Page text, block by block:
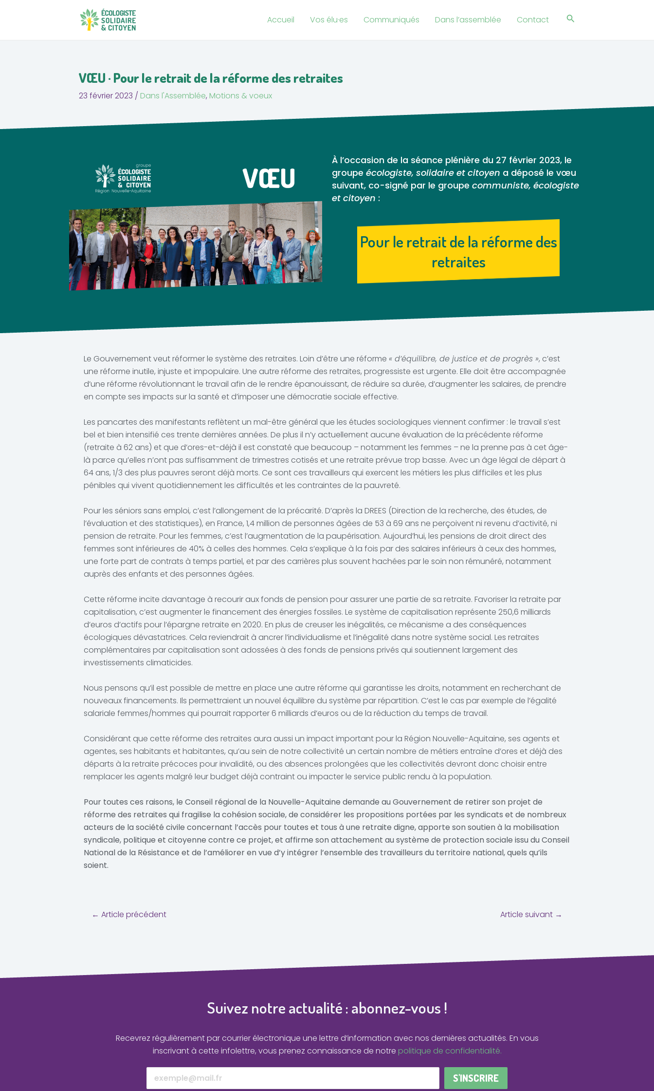
Accueil Vos élu·es Communiqués Dans l’assemblée Contact Rechercher
VŒU · Pour le retrait de la réforme des retraites
23 février 2023 / Dans l'Assemblée, Motions & voeux
À l’occasion de la séance plénière du 27 février 2023, le
groupe écologiste, solidaire et citoyen a déposé le vœu
suivant, co-signé par le groupe communiste, écologiste
et citoyen :
Pour le retrait de la réforme des
retraites
Le Gouvernement veut réformer le système des retraites. Loin d’être une réforme « d’équilibre, de justice et de progrès », c’est
une réforme inutile, injuste et impopulaire. Une autre réforme des retraites, progressiste est urgente. Elle doit être accompagnée
d’une réforme révolutionnant le travail afin de le rendre épanouissant, de réduire sa durée, d’augmenter les salaires, de prendre
en compte ses impacts sur la santé et d’imposer une démocratie sociale effective.
Les pancartes des manifestants reflètent un mal-être général que les études sociologiques viennent confirmer : le travail s’est
bel et bien intensifié ces trente dernières années. De plus il n’y actuellement aucune évaluation de la précédente réforme
(retraite à 62 ans) et que d’ores-et-déjà il est constaté que beaucoup – notamment les femmes – ne la prenne pas à cet âge-
là parce qu’elles n’ont pas suffisamment de trimestres cotisés et une retraite prévue trop basse. Avec un âge légal de départ à
64 ans, 1/3 des plus pauvres seront déjà morts. Ce sont ces travailleurs qui exercent les métiers les plus difficiles et les plus
pénibles qui vivent quotidiennement les difficultés et les contraintes de la pauvreté.
Pour les séniors sans emploi, c’est l’allongement de la précarité. D’après la DREES (Direction de la recherche, des études, de
l’évaluation et des statistiques), en France, 1,4 million de personnes âgées de 53 à 69 ans ne perçoivent ni revenu d’activité, ni
pension de retraite. Pour les femmes, c’est l’augmentation de la paupérisation. Aujourd’hui, les pensions de droit direct des
femmes sont inférieures de 40% à celles des hommes. Cela s’explique à la fois par des salaires inférieurs à ceux des hommes,
une forte part de contrats à temps partiel, et par des carrières plus souvent hachées par le soin non rémunéré, notamment
auprès des enfants et des personnes âgées.
Cette réforme incite davantage à recourir aux fonds de pension pour assurer une partie de sa retraite. Favoriser la retraite par
capitalisation, c’est augmenter le financement des énergies fossiles. Le système de capitalisation représente 250,6 milliards
d’euros d’actifs pour l’épargne retraite en 2020. En plus de creuser les inégalités, ce mécanisme a des conséquences
écologiques dévastatrices. Cela reviendrait à ancrer l’individualisme et l’inégalité dans notre système social. Les retraites
complémentaires par capitalisation sont adossées à des fonds de pensions privés qui soutiennent largement des
investissements climaticides.
Nous pensons qu’il est possible de mettre en place une autre réforme qui garantisse les droits, notamment en recherchant de
nouveaux financements. Ils permettraient un nouvel équilibre du système par répartition. C’est le cas par exemple de l’égalité
salariale femmes/hommes qui pourrait rapporter 6 milliards d’euros ou de la réduction du temps de travail.
Considérant que cette réforme des retraites aura aussi un impact important pour la Région Nouvelle-Aquitaine, ses agents et
agentes, ses habitants et habitantes, qu’au sein de notre collectivité un certain nombre de métiers entraîne d’ores et déjà des
départs à la retraite précoces pour invalidité, ou des absences prolongées que les collectivités devront donc choisir entre
remplacer les agents malgré leur budget déjà contraint ou impacter le service public rendu à la population.
Pour toutes ces raisons, le Conseil régional de la Nouvelle-Aquitaine demande au Gouvernement de retirer son projet de
réforme des retraites qui fragilise la cohésion sociale, de considérer les propositions portées par les syndicats et de nombreux
acteurs de la société civile concernant l’accès pour toutes et tous à une retraite digne, apporte son soutien à la mobilisation
syndicale, politique et citoyenne contre ce projet, et affirme son attachement au système de protection sociale issu du Conseil
National de la Résistance et de l’améliorer en vue d’y intégrer l’ensemble des travailleurs du territoire national, quels qu’ils
soient.
Navigation
des
articles
← Article précédent Article suivant →
Suivez notre actualité : abonnez-vous !
Recevrez régulièrement par courrier électronique une lettre d’information avec nos dernières actualités. En vous
inscrivant à cette infolettre, vous prenez connaissance de notre politique de confidentialité.
S'INSCRIRE